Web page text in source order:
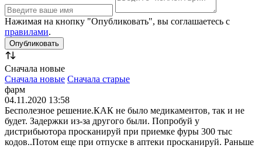
Нажимая на кнопку "Опубликовать", вы соглашаетесь с
правилами.
Сначала новые
Сначала новые Сначала старые
фарм
04.11.2020 13:58
Бесполезное решение.КАК не было медикаментов, так и не
будет. Задержки из-за другого были. Попробуй у
дистрибьютора просканируй при приемке фуры 300 тыс
кодов..Потом еще при отпуске в аптеки просканируй. Раньше